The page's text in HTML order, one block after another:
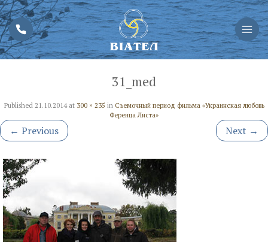
31_med
Published 21.10.2014at 300 × 235 in Съемочный период фильма «Украинская любовь
Ференца Листа»
← Previous Next →